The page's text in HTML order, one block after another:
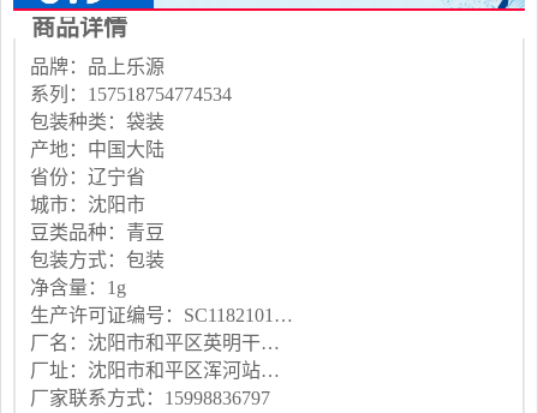
商品详情
品牌：品上乐源
系列：157518754774534
包装种类：袋装
产地：中国大陆
省份：辽宁省
城市：沈阳市
豆类品种：青豆
包装方式：包装
净含量：1g
生产许可证编号：SC11821010200631
厂名：沈阳市和平区英明干果加工厂
厂址：沈阳市和平区浑河站西街道曹仲村
厂家联系方式：15998836797